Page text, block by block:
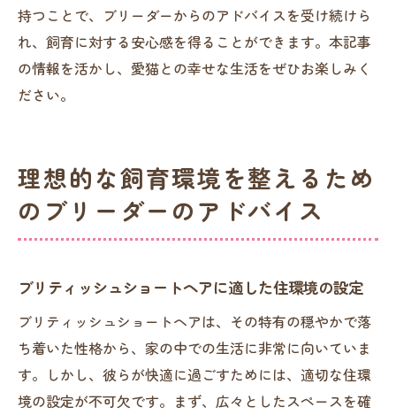
持つことで、ブリーダーからのアドバイスを受け続けら
れ、飼育に対する安心感を得ることができます。本記事
の情報を活かし、愛猫との幸せな生活をぜひお楽しみく
ださい。
理想的な飼育環境を整えるため
のブリーダーのアドバイス
ブリティッシュショートヘアに適した住環境の設定
ブリティッシュショートヘアは、その特有の穏やかで落
ち着いた性格から、家の中での生活に非常に向いていま
す。しかし、彼らが快適に過ごすためには、適切な住環
境の設定が不可欠です。まず、広々としたスペースを確